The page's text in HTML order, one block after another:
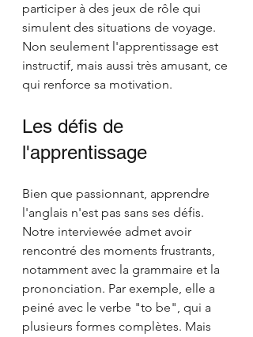
participer à des jeux de rôle qui
simulent des situations de voyage.
Non seulement l'apprentissage est
instructif, mais aussi très amusant, ce
qui renforce sa motivation.
Les défis de
l'apprentissage
Bien que passionnant, apprendre
l'anglais n'est pas sans ses défis.
Notre interviewée admet avoir
rencontré des moments frustrants,
notamment avec la grammaire et la
prononciation. Par exemple, elle a
peiné avec le verbe "to be", qui a
plusieurs formes complètes. Mais